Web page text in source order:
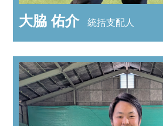
大脇 佑介 統括支配人